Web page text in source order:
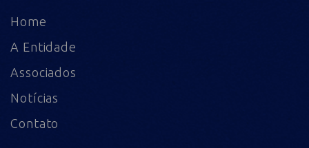
Home
A Entidade
Associados
Notícias
Contato